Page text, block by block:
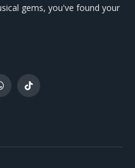
gems, you've found your
TikTok